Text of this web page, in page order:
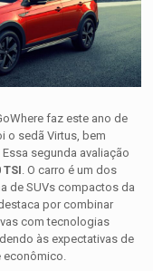
faz este ano de
o sedã Virtus, bem
segunda avaliação
. O carro é um dos
de SUVs compactos da
por combinar
com tecnologias
às expectativas de
econômico.